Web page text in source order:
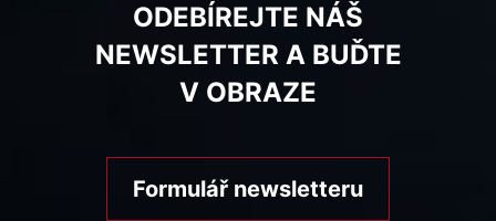
ODEBÍREJTE NÁŠ
NEWSLETTER A BUĎTE
V OBRAZE
Formulář newsletteru